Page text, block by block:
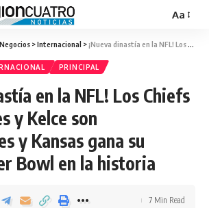
Aa
Negocios >Internacional > ¡Nueva dinastía en la NFL! Los Chiefs de Mahomes y Kelce son Bicampeones y Kansas gana su cuarto Super Bowl en la historia
PRINCIPAL
en la NFL! Los Chiefs
y Kelce son
y Kansas gana su
Bowl en la historia
7 Min Read